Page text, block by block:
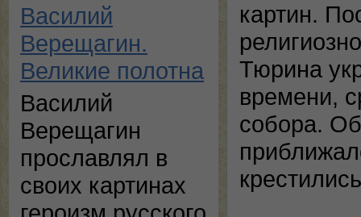
Василий
Верещагин.
Великие полотна
Василий
Верещагин
прославлял в
своих картинах
картин.
Тюрина
времени,
собора.